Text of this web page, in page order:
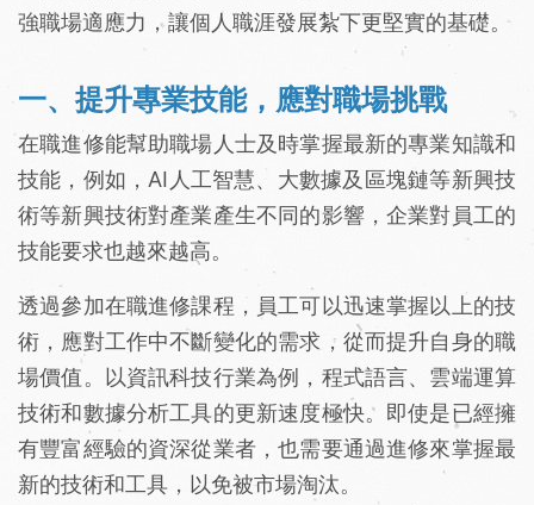
強職場適應力，讓個人職涯發展紮下更堅實的基礎。
一、提升專業技能，應對職場挑戰
在職進修能幫助職場人士及時掌握最新的專業知識和
技能，例如，AI人工智慧、大數據及區塊鏈等新興技
術等新興技術對產業產生不同的影響，企業對員工的
技能要求也越來越高。
透過參加在職進修課程，員工可以迅速掌握以上的技
術，應對工作中不斷變化的需求，從而提升自身的職
場價值。以資訊科技行業為例，程式語言、雲端運算
技術和數據分析工具的更新速度極快。即使是已經擁
有豐富經驗的資深從業者，也需要通過進修來掌握最
新的技術和工具，以免被市場淘汰。